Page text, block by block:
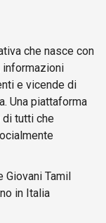
che nasce con
informazioni
e vicende di
Una piattaforma
tutti che
Giovani Tamil
in Italia